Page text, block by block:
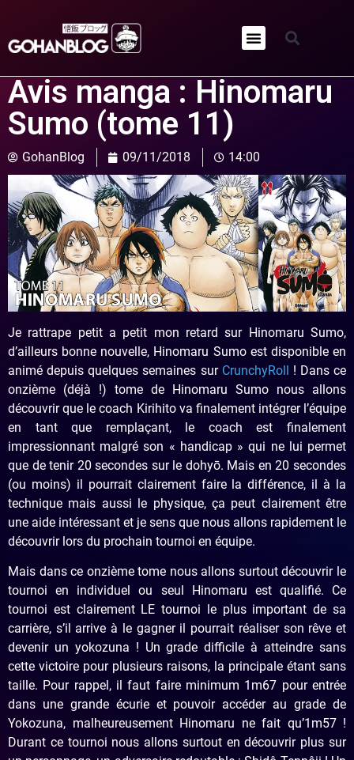
Avis manga : Hinomaru
Sumo (tome 11)
GohanBlog 09/11/2018 14:00
Je rattrape petit a petit mon retard sur Hinomaru Sumo,
d’ailleurs bonne nouvelle, Hinomaru Sumo est disponible en
animé depuis quelques semaines sur CrunchyRoll ! Dans ce
onzième (déjà !) tome de Hinomaru Sumo nous allons
découvrir que le coach Kirihito va finalement intégrer l’équipe
en tant que remplaçant, le coach est finalement
impressionnant malgré son « handicap » qui ne lui permet
que de tenir 20 secondes sur le dohyō. Mais en 20 secondes
(ou moins) il pourrait clairement faire la différence, il à la
technique mais aussi le physique, ça peut clairement être
une aide intéressant et je sens que nous allons rapidement le
découvrir lors du prochain tournoi en équipe.
Mais dans ce onzième tome nous allons surtout découvrir le
tournoi en individuel ou seul Hinomaru est qualifié. Ce
tournoi est clairement LE tournoi le plus important de sa
carrière, s’il arrive à le gagner il pourrait réaliser son rêve et
devenir un yokozuna ! Un grade difficile à atteindre sans
cette victoire pour plusieurs raisons, la principale étant sans
taille. Pour rappel, il faut faire minimum 1m67 pour entrée
dans une grande écurie et pouvoir accéder au grade de
Yokozuna, malheureusement Hinomaru ne fait qu’1m57 !
Durant ce tournoi nous allons surtout en découvrir plus sur